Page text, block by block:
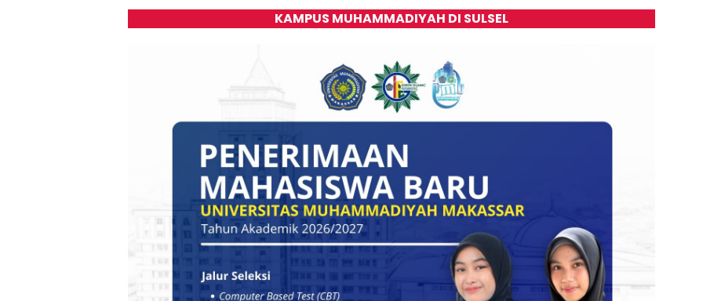
KAMPUS MUHAMMADIYAH DI SULSEL